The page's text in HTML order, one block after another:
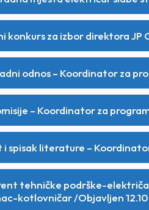
konkurs za izbor direktora JP
odnos – Koordinator za
– Koordinator za
i spisak literature –
tehničke podrške-
kotlovničar /Objavljen